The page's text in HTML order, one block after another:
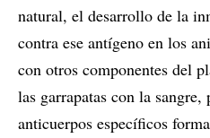
natural, el desarrollo de la
contra ese antígeno en los
con otros componentes del
las garrapatas con la
anticuerpos específicos